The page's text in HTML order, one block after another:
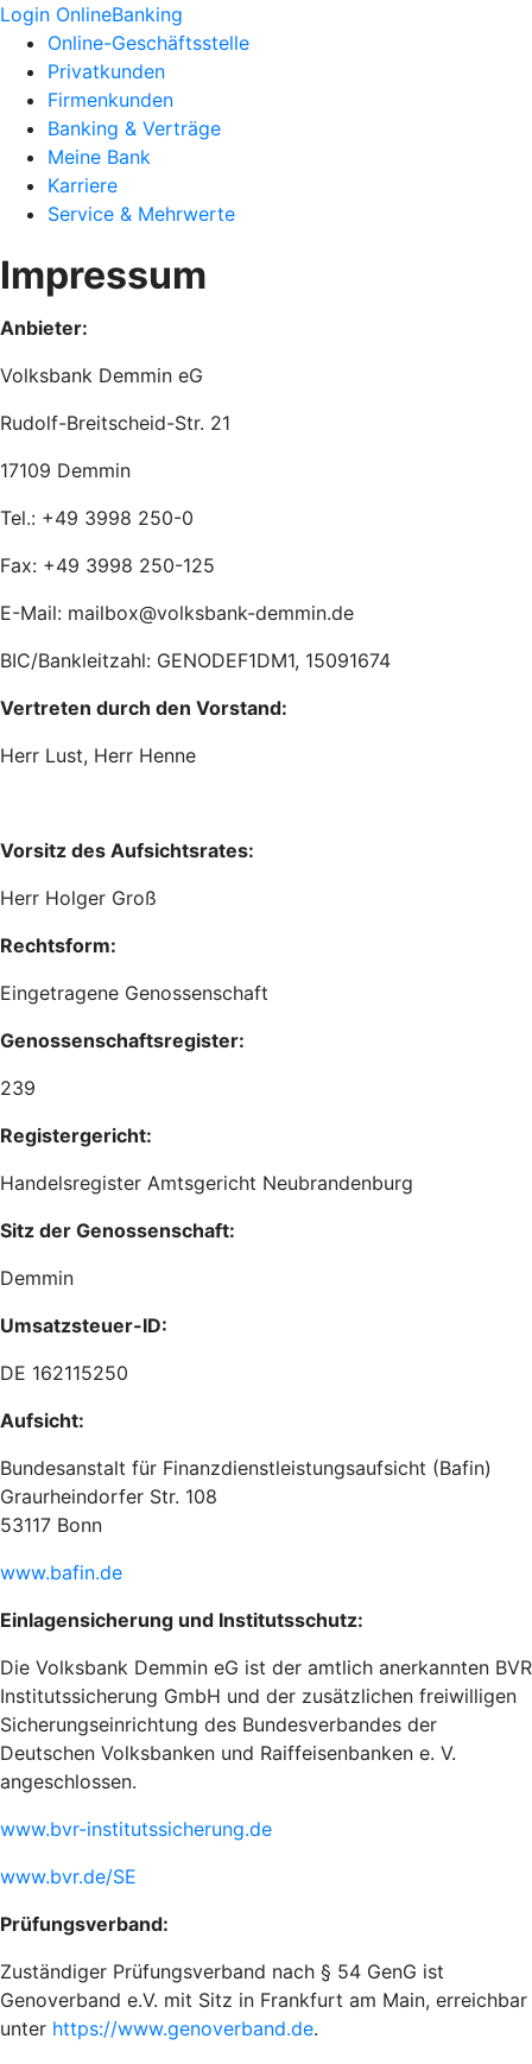
Login OnlineBanking
Online-Geschäftsstelle
Privatkunden
Firmenkunden
Banking & Verträge
Meine Bank
Karriere
Service & Mehrwerte
Impressum
Anbieter:
Volksbank Demmin eG
Rudolf-Breitscheid-Str. 21
17109 Demmin
Tel.: +49 3998 250-0
Fax: +49 3998 250-125
E-Mail: mailbox@volksbank-demmin.de
BIC/Bankleitzahl: GENODEF1DM1, 15091674
Vertreten durch den Vorstand:
Herr Lust, Herr Henne
Vorsitz des Aufsichtsrates:
Herr Holger Groß
Rechtsform:
Eingetragene Genossenschaft
Genossenschaftsregister:
239
Registergericht:
Handelsregister Amtsgericht Neubrandenburg
Sitz der Genossenschaft:
Demmin
Umsatzsteuer-ID:
DE 162115250
Aufsicht:
Bundesanstalt für Finanzdienstleistungsaufsicht (Bafin)
Graurheindorfer Str. 108
53117 Bonn
www.bafin.de
Einlagensicherung und Institutsschutz:
Die Volksbank Demmin eG ist der amtlich anerkannten BVR
Institutssicherung GmbH und der zusätzlichen freiwilligen
Sicherungseinrichtung des Bundesverbandes der
Deutschen Volksbanken und Raiffeisenbanken e. V.
angeschlossen.
www.bvr-institutssicherung.de
www.bvr.de/SE
Prüfungsverband:
Zuständiger Prüfungsverband nach § 54 GenG ist
Genoverband e.V. mit Sitz in Frankfurt am Main, erreichbar
unter https://www.genoverband.de.